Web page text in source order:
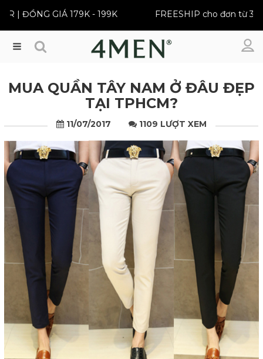
ĐỒNG GIÁ 179K - 199K FREESHIP cho đơn từ 399K
Menu
MUA QUẦN TÂY NAM Ở ĐÂU ĐẸP
TẠI TPHCM?
11/07/2017 1109 LƯỢT XEM